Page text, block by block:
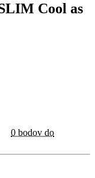
Cool as
0 bodov do